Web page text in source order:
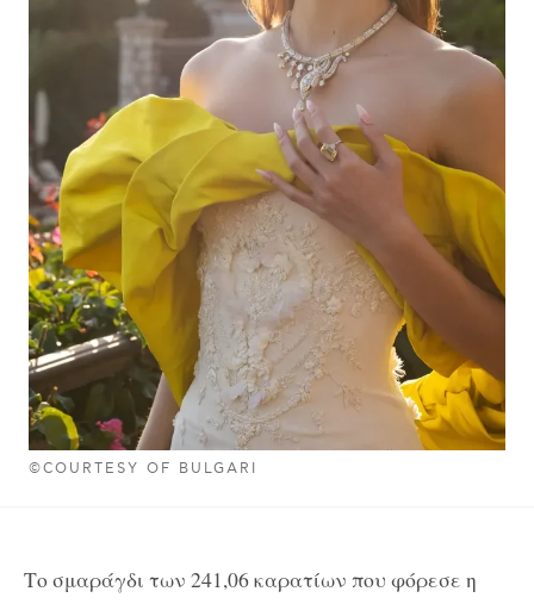
©COURTESY OF BULGARI
Το σμαράγδι των 241,06 καρατίων που φόρεσε η